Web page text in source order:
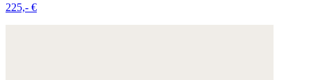
225,- €